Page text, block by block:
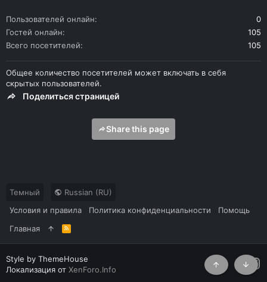
Пользователей онлайн
0
Гостей онлайн
105
Всего посетителей
105
Общее количество посетителей может включать в себя
скрытых пользователей.
Поделиться страницей
Share this page
Темный
Russian (RU)
Условия и правила
Политика конфиденциальности
Помощь
Главная
R
S
S
Style by ThemeHouse
Локализация от XenForo.Info Сверху Снизу